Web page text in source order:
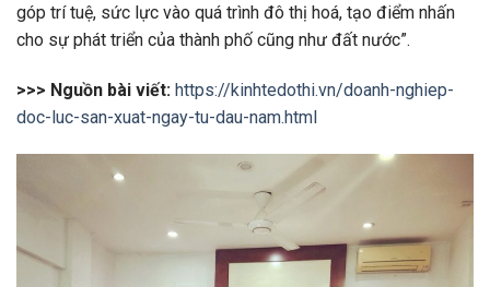
góp trí tuệ, sức lực vào quá trình đô thị hoá, tạo điểm nhấn
cho sự phát triển của thành phố cũng như đất nước”.
>>> Nguồn bài viết: https://kinhtedothi.vn/doanh-nghiep-
doc-luc-san-xuat-ngay-tu-dau-nam.html